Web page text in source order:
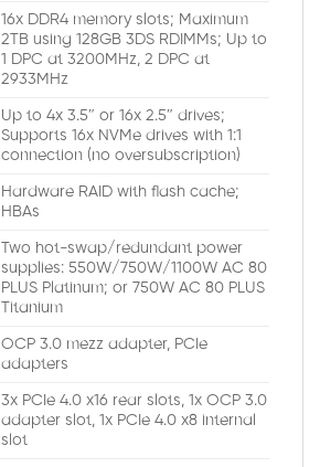
16x DDR4 memory slots; Maximum
2TB using 128GB 3DS RDIMMs; Up to
1 DPC at 3200MHz, 2 DPC at
2933MHz
Up to 4x 3.5″ or 16x 2.5″ drives;
Supports 16x NVMe drives with 1:1
connection (no oversubscription)
Hardware RAID with flash cache;
HBAs
Two hot-swap/redundant power
supplies: 550W/750W/1100W AC 80
PLUS Platinum; or 750W AC 80 PLUS
Titanium
OCP 3.0 mezz adapter, PCIe
adapters
3x PCIe 4.0 x16 rear slots, 1x OCP 3.0
adapter slot, 1x PCIe 4.0 x8 internal
slot